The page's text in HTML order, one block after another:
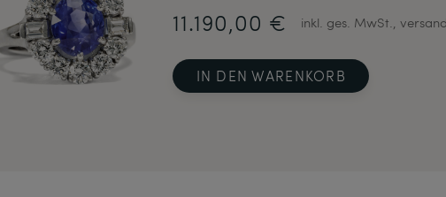
11.190,00 € inkl. ges. MwSt.,
IN DEN WARENKORB